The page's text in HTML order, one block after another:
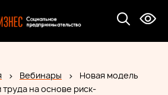
Вебинары
Новая модель
на основе риск-